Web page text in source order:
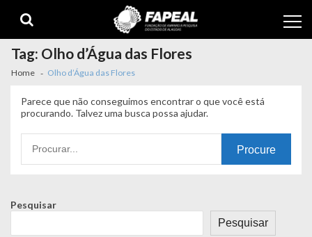
navigation
content
Tag: Olho d’Água das Flores
Home Olho d’Água das Flores
Parece que não conseguimos encontrar o que você está
procurando. Talvez uma busca possa ajudar.
por:
Pesquisar
Pesquisar